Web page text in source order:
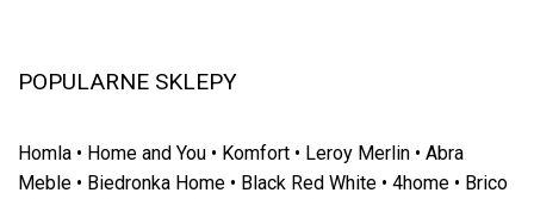
POPULARNE SKLEPY
Homla • Home and You • Komfort • Leroy Merlin • Abra
Meble • Biedronka Home • Black Red White • 4home • Brico